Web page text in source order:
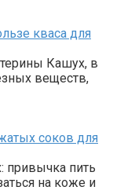
кваса для
Кашух, в
веществ,
соков для
привычка пить
на коже и